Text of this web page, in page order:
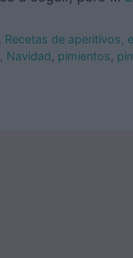
Recetas de aperitivos,
Navidad pimientos